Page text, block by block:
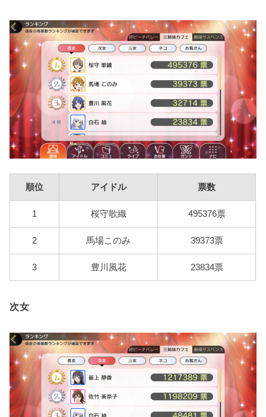
順位 アイドル 票数
1 桜守歌織 495376票
2 馬場このみ 39373票
3 豊川風花 23834票
次女